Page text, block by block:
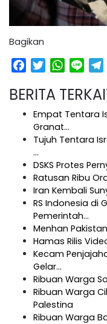
Bagikan
Facebook
Twitter Line
BERITA
Empat Tentara
Granat…
Tujuh Tentara
…
DSKS Protes
Ratusan Ribu
Iran Kembali
RS Indonesia di
Pemerintah…
Menhan
Hamas Rilis
Kecam
Gelar…
Ribuan Warga
Ribuan Warga
Palestina
Ribuan Warga